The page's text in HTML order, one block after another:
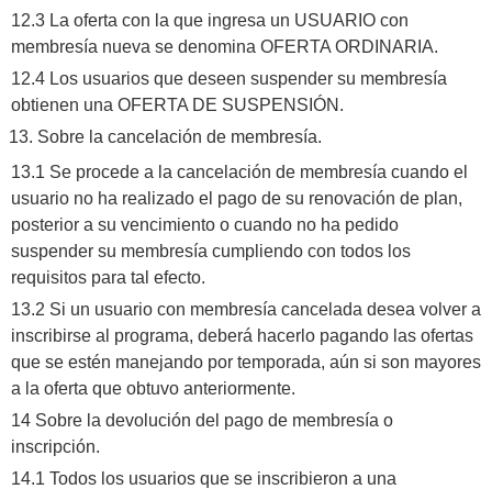
12.3 La oferta con la que ingresa un USUARIO con
membresía nueva se denomina OFERTA ORDINARIA.
12.4 Los usuarios que deseen suspender su membresía
obtienen una OFERTA DE SUSPENSIÓN.
Sobre la cancelación de membresía.
13.1 Se procede a la cancelación de membresía cuando el
usuario no ha realizado el pago de su renovación de plan,
posterior a su vencimiento o cuando no ha pedido
suspender su membresía cumpliendo con todos los
requisitos para tal efecto.
13.2 Si un usuario con membresía cancelada desea volver a
inscribirse al programa, deberá hacerlo pagando las ofertas
que se estén manejando por temporada, aún si son mayores
a la oferta que obtuvo anteriormente.
14 Sobre la devolución del pago de membresía o
inscripción.
14.1 Todos los usuarios que se inscribieron a una